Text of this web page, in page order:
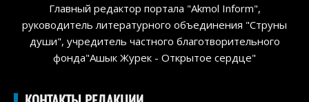
Главный редактор портала "Akmol Inform",
руководитель литературного объединения "Струны
души", учредитель частного благотворительного
фонда"Ашык Журек - Открытое сердце"